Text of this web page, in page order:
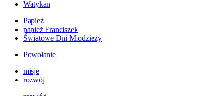
Watykan
Papież
papież Franciszek
Światowe Dni Młodzieży
Powołanie
misje
rozwój